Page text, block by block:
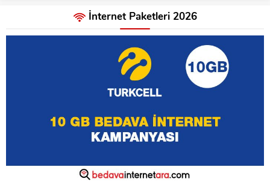
İnternet Paketleri 2026